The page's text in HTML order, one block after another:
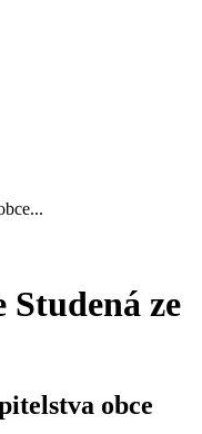
Studená ze
obce